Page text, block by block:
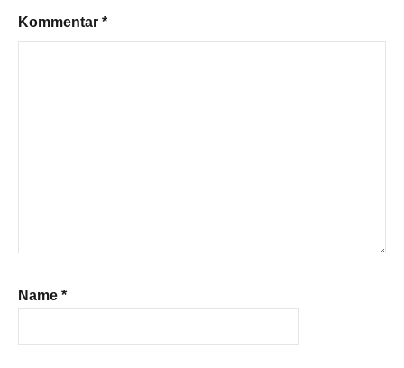
Kommentar *
Name *